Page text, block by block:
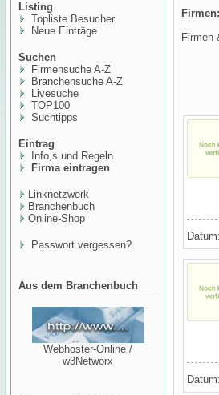
Listing
Topliste Besucher
Neue Einträge
Suchen
Firmensuche A-Z
Branchensuche A-Z
Livesuche
TOP100
Suchtipps
Eintrag
Info,s und Regeln
Firma eintragen
Linknetzwerk
Branchenbuch
Online-Shop
Passwort vergessen?
Aus dem Branchenbuch
Webhoster-Online /
w3Networx
Firmen
Datum:
Datum: